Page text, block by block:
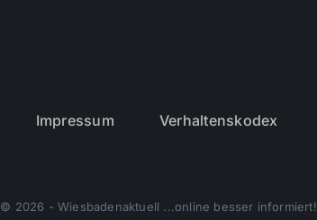
Impressum Verhaltenskodex
© 2026 - Wiesbadenaktuell ...online besser informiert!